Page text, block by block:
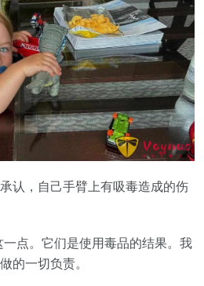
认，自己手臂上有吸毒造成的伤
一点。它们是使用毒品的结果。我
的一切负责。